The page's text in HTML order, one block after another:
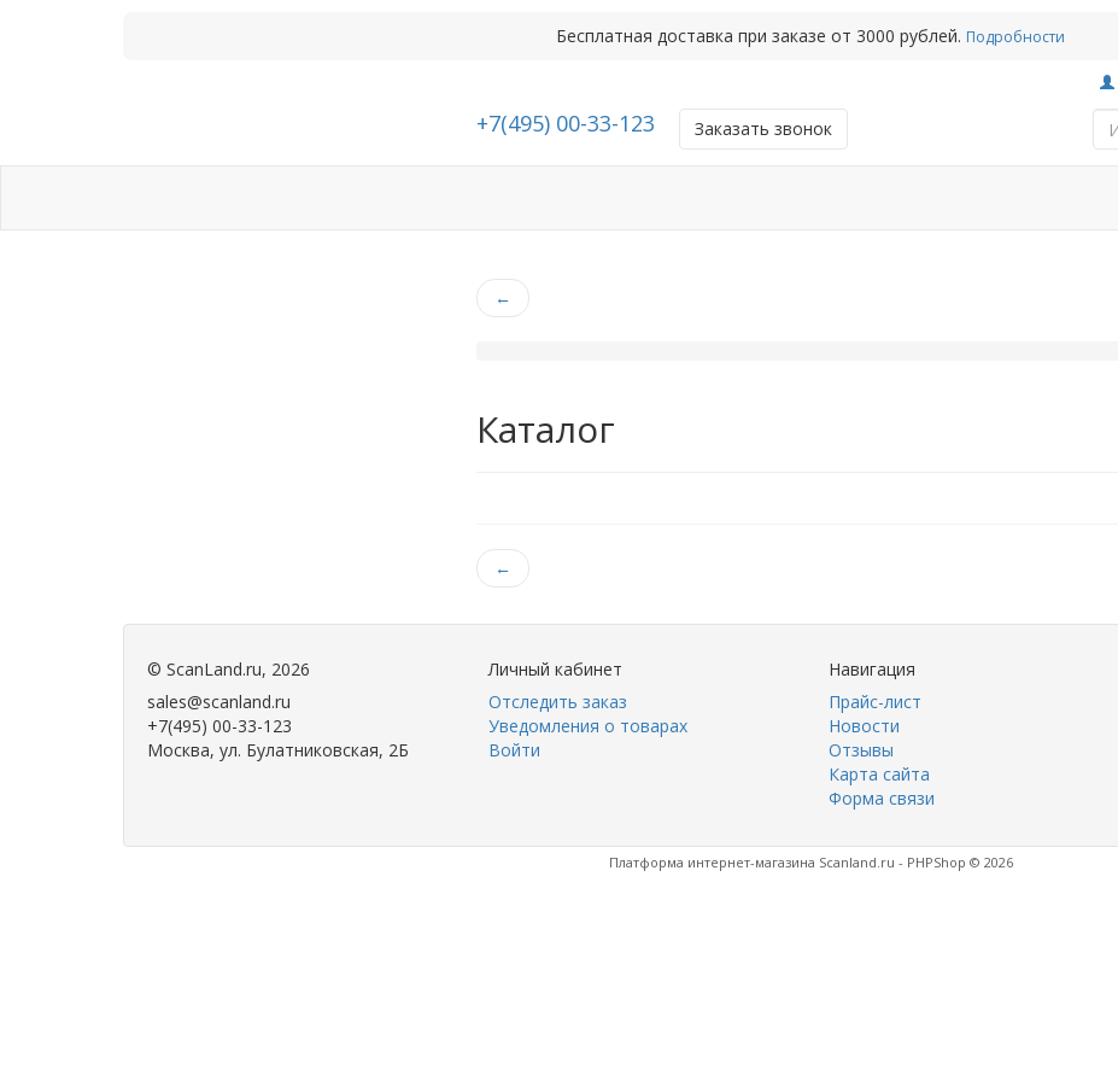
Бесплатная доставка при заказе от 3000 рублей. Подробности
+7(495) 00-33-123 Заказать звонок
←
Каталог
←
© ScanLand.ru, 2026
sales@scanland.ru
+7(495) 00-33-123
Москва, ул. Булатниковская, 2Б
Личный кабинет
Отследить заказ
Уведомления о товарах
Войти
Навигация
Прайс-лист
Новости
Отзывы
Карта сайта
Форма связи
Платформа интернет-магазина Scanland.ru - PHPShop © 2026